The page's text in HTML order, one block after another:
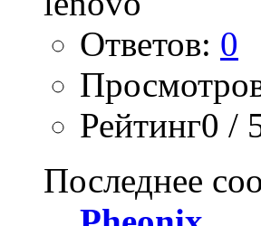
Ответов: 0
Рейтинг0 /
Последнее